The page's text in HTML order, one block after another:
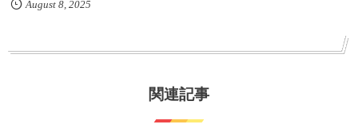
August 8, 2025
関連記事